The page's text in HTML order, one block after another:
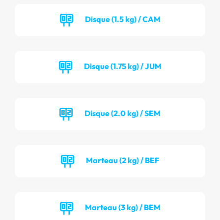
Disque (1.5 kg) / CAM
Disque (1.75 kg) / JUM
Disque (2.0 kg) / SEM
Marteau (2 kg) / BEF
Marteau (3 kg) / BEM